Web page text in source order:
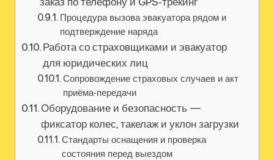
Процедура вызова эвакуатора рядом и
подтверждение наряда
Работа со страховщиками и эвакуатор
для юридических лиц
Сопровождение страховых случаев и акт
приёма‑передачи
Оборудование и безопасность —
фиксатор колес, такелаж и уклон загрузки
Стандарты оснащения и проверка
состояния перед выездом